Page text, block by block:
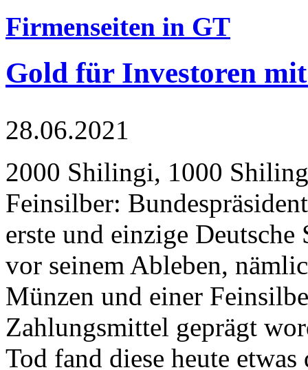
Firmenseiten in GT
Gold für Investoren
28.06.2021
2000 Shilingi, 1000
Feinsilber:
erste und einzige Deutsche
vor seinem Ableben,
Münzen und einer
Zahlungsmittel geprägt
Tod fand diese heute